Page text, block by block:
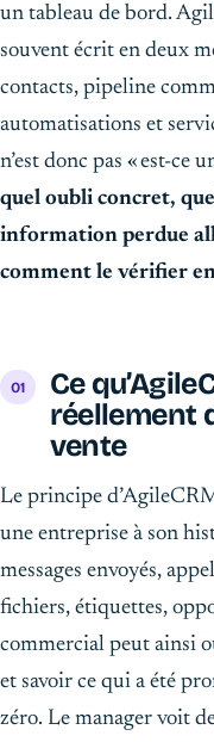
un tableau de bord.
souvent écrit en deux
contacts, pipeline
automatisations et
n’est donc pas « est-ce
quel oubli concret,
information perdue
comment le vérifier en
Ce
réellement
vente
Le principe
une entreprise à son
messages envoyés,
fichiers, étiquettes,
commercial peut ainsi
et savoir ce qui a été
zéro. Le manager voit